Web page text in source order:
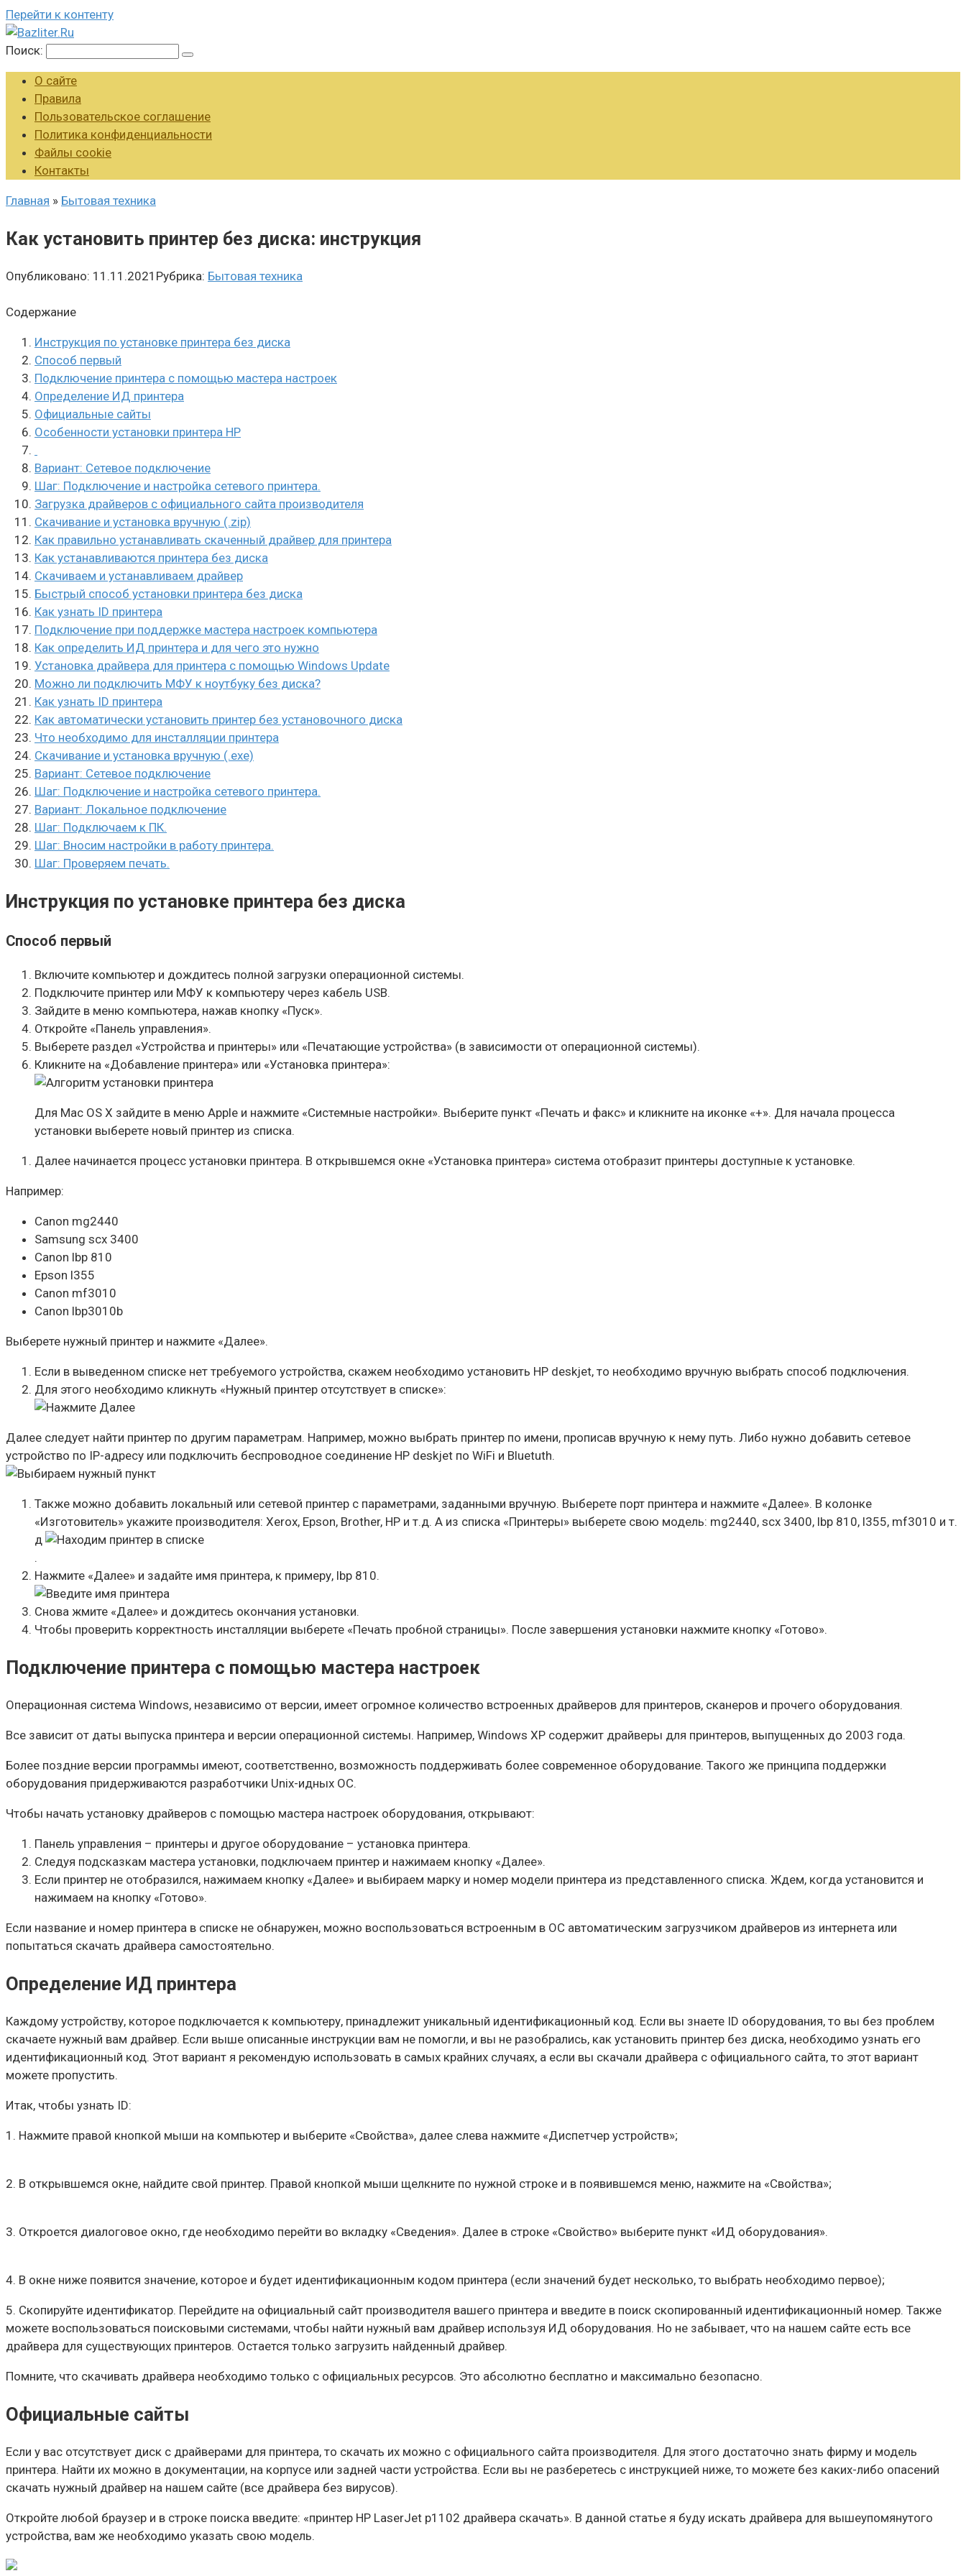
Перейти к контенту
Поиск:
О сайте
Правила
Пользовательское соглашение
Политика конфиденциальности
Файлы cookie
Контакты
Главная » Бытовая техника
Как установить принтер без диска: инструкция
Опубликовано: 11.11.2021 Рубрика: Бытовая техника
Содержание
Инструкция по установке принтера без диска
Способ первый
Подключение принтера с помощью мастера настроек
Определение ИД принтера
Официальные сайты
Особенности установки принтера HP
Вариант: Сетевое подключение
Шаг: Подключение и настройка сетевого принтера.
Загрузка драйверов с официального сайта производителя
Скачивание и установка вручную (.zip)
Как правильно устанавливать скаченный драйвер для принтера
Как устанавливаются принтера без диска
Скачиваем и устанавливаем драйвер
Быстрый способ установки принтера без диска
Как узнать ID принтера
Подключение при поддержке мастера настроек компьютера
Как определить ИД принтера и для чего это нужно
Установка драйвера для принтера с помощью Windows Update
Можно ли подключить МФУ к ноутбуку без диска?
Как узнать ID принтера
Как автоматически установить принтер без установочного диска
Что необходимо для инсталляции принтера
Скачивание и установка вручную (.exe)
Вариант: Сетевое подключение
Шаг: Подключение и настройка сетевого принтера.
Вариант: Локальное подключение
Шаг: Подключаем к ПК.
Шаг: Вносим настройки в работу принтера.
Шаг: Проверяем печать.
Инструкция по установке принтера без диска
Способ первый
Включите компьютер и дождитесь полной загрузки операционной системы.
Подключите принтер или МФУ к компьютеру через кабель USB.
Зайдите в меню компьютера, нажав кнопку «Пуск».
Откройте «Панель управления».
Выберете раздел «Устройства и принтеры» или «Печатающие устройства» (в зависимости от операционной системы).
Кликните на «Добавление принтера» или «Установка принтера»:
Для Mac OS X зайдите в меню Apple и нажмите «Системные настройки». Выберите пункт «Печать и факс» и кликните на иконке «+». Для начала процесса
установки выберете новый принтер из списка.
Далее начинается процесс установки принтера. В открывшемся окне «Установка принтера» система отобразит принтеры доступные к установке.
Например:
Canon mg2440
Samsung scx 3400
Canon lbp 810
Epson l355
Canon mf3010
Canon lbp3010b
Выберете нужный принтер и нажмите «Далее».
Если в выведенном списке нет требуемого устройства, скажем необходимо установить HP deskjet, то необходимо вручную выбрать способ подключения.
Для этого необходимо кликнуть «Нужный принтер отсутствует в списке»:
Далее следует найти принтер по другим параметрам. Например, можно выбрать принтер по имени, прописав вручную к нему путь. Либо нужно добавить сетевое
устройство по IP-адресу или подключить беспроводное соединение HP deskjet по WiFi и Bluetuth.
Также можно добавить локальный или сетевой принтер с параметрами, заданными вручную. Выберете порт принтера и нажмите «Далее». В колонке
«Изготовитель» укажите производителя: Xerox, Epson, Brother, HP и т.д. А из списка «Принтеры» выберете свою модель: mg2440, scx 3400, lbp 810, l355, mf3010 и т.
д
.
Нажмите «Далее» и задайте имя принтера, к примеру, lbp 810.
Снова жмите «Далее» и дождитесь окончания установки.
Чтобы проверить корректность инсталляции выберете «Печать пробной страницы». После завершения установки нажмите кнопку «Готово».
Подключение принтера с помощью мастера настроек
Операционная система Windows, независимо от версии, имеет огромное количество встроенных драйверов для принтеров, сканеров и прочего оборудования.
Все зависит от даты выпуска принтера и версии операционной системы. Например, Windows XP содержит драйверы для принтеров, выпущенных до 2003 года.
Более поздние версии программы имеют, соответственно, возможность поддерживать более современное оборудование. Такого же принципа поддержки
оборудования придерживаются разработчики Unix-идных ОС.
Чтобы начать установку драйверов с помощью мастера настроек оборудования, открывают:
Панель управления – принтеры и другое оборудование – установка принтера.
Следуя подсказкам мастера установки, подключаем принтер и нажимаем кнопку «Далее».
Если принтер не отобразился, нажимаем кнопку «Далее» и выбираем марку и номер модели принтера из представленного списка. Ждем, когда установится и
нажимаем на кнопку «Готово».
Если название и номер принтера в списке не обнаружен, можно воспользоваться встроенным в ОС автоматическим загрузчиком драйверов из интернета или
попытаться скачать драйвера самостоятельно.
Определение ИД принтера
Каждому устройству, которое подключается к компьютеру, принадлежит уникальный идентификационный код. Если вы знаете ID оборудования, то вы без проблем
скачаете нужный вам драйвер. Если выше описанные инструкции вам не помогли, и вы не разобрались, как установить принтер без диска, необходимо узнать его
идентификационный код. Этот вариант я рекомендую использовать в самых крайних случаях, а если вы скачали драйвера с официального сайта, то этот вариант
можете пропустить.
Итак, чтобы узнать ID:
1. Нажмите правой кнопкой мыши на компьютер и выберите «Свойства», далее слева нажмите «Диспетчер устройств»;
2. В открывшемся окне, найдите свой принтер. Правой кнопкой мыши щелкните по нужной строке и в появившемся меню, нажмите на «Свойства»;
3. Откроется диалоговое окно, где необходимо перейти во вкладку «Сведения». Далее в строке «Свойство» выберите пункт «ИД оборудования».
4. В окне ниже появится значение, которое и будет идентификационным кодом принтера (если значений будет несколько, то выбрать необходимо первое);
5. Скопируйте идентификатор. Перейдите на официальный сайт производителя вашего принтера и введите в поиск скопированный идентификационный номер. Также
можете воспользоваться поисковыми системами, чтобы найти нужный вам драйвер используя ИД оборудования. Но не забывает, что на нашем сайте есть все
драйвера для существующих принтеров. Остается только загрузить найденный драйвер.
Помните, что скачивать драйвера необходимо только с официальных ресурсов. Это абсолютно бесплатно и максимально безопасно.
Официальные сайты
Если у вас отсутствует диск с драйверами для принтера, то скачать их можно с официального сайта производителя. Для этого достаточно знать фирму и модель
принтера. Найти их можно в документации, на корпусе или задней части устройства. Если вы не разберетесь с инструкцией ниже, то можете без каких-либо опасений
скачать нужный драйвер на нашем сайте (все драйвера без вирусов).
Откройте любой браузер и в строке поиска введите: «принтер HP LaserJet p1102 драйвера скачать». В данной статье я буду искать драйвера для вышеупомянутого
устройства, вам же необходимо указать свою модель.